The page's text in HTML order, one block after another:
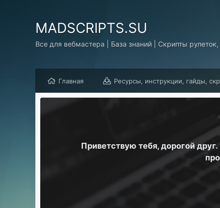
MADSCRIPTS.SU
Все для вебмастера | База знаний | Скрипты
Главная Ресурсы, инструкции, гайды,
Приветствую тебя, дорогой